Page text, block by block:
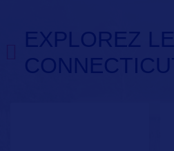
EXPLOREZ LE
CONNECTICUT